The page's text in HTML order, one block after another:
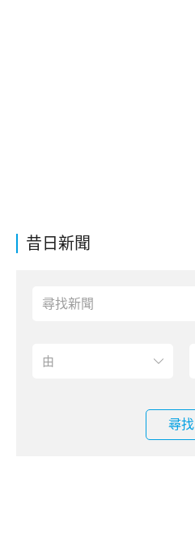
昔日新聞
尋找